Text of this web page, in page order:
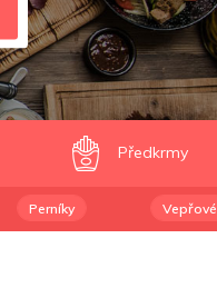
Předkrmy
Perníky Vepřové